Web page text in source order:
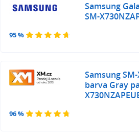
95 %
Samsung
SM-
96 %
Samsung
barva Gray